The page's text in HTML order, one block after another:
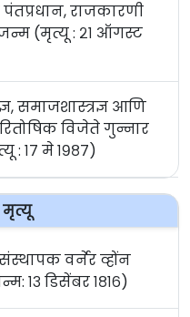
राजकारणी
(मृत्यू : २१ ऑगस्ट
समाजशास्त्रज्ञ आणि
विजेते गुन्नार
: १७ मे १९८७)
मृत्यू
वर्नेर व्होंन
१३ डिसेंबर १८१६)